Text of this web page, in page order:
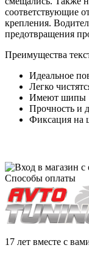
соответствующие
крепления.
предотвращения
Преимущества
Идеальное
Легко
Имеют шипы
Прочность и
Фиксация на
Способы оплаты
17 лет вместе с